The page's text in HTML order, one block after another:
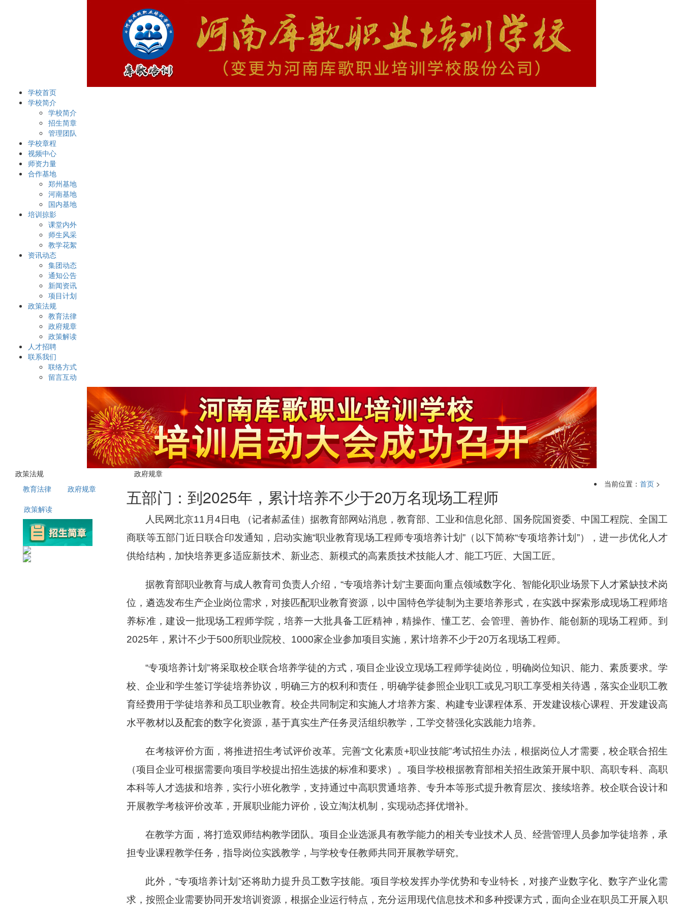
学校首页
学校简介
学校简介
招生简章
管理团队
学校章程
视频中心
师资力量
合作基地
郑州基地
河南基地
国内基地
培训掠影
课堂内外
师生风采
教学花絮
资讯动态
集团动态
通知公告
新闻资讯
项目计划
政策法规
教育法律
政府规章
政策解读
人才招聘
联系我们
联络方式
留言互动
政策法规
教育法律
政府规章
政策解读
政府规章
当前位置： 首页 >
五部门：到2025年，累计培养不少于20万名现场工程师
人民网北京11月4日电 （记者郝孟佳）据教育部网站消息，教育部、工业和信息化部、国务院国资委、中国工程院、全国工
商联等五部门近日联合印发通知，启动实施“职业教育现场工程师专项培养计划”（以下简称“专项培养计划”），进一步优化人才
供给结构，加快培养更多适应新技术、新业态、新模式的高素质技术技能人才、能工巧匠、大国工匠。
据教育部职业教育与成人教育司负责人介绍，“专项培养计划”主要面向重点领域数字化、智能化职业场景下人才紧缺技术岗
位，遴选发布生产企业岗位需求，对接匹配职业教育资源，以中国特色学徒制为主要培养形式，在实践中探索形成现场工程师培
养标准，建设一批现场工程师学院，培养一大批具备工匠精神，精操作、懂工艺、会管理、善协作、能创新的现场工程师。到
2025年，累计不少于500所职业院校、1000家企业参加项目实施，累计培养不少于20万名现场工程师。
“专项培养计划”将采取校企联合培养学徒的方式，项目企业设立现场工程师学徒岗位，明确岗位知识、能力、素质要求。学
校、企业和学生签订学徒培养协议，明确三方的权利和责任，明确学徒参照企业职工或见习职工享受相关待遇，落实企业职工教
育经费用于学徒培养和员工职业教育。校企共同制定和实施人才培养方案、构建专业课程体系、开发建设核心课程、开发建设高
水平教材以及配套的数字化资源，基于真实生产任务灵活组织教学，工学交替强化实践能力培养。
在考核评价方面，将推进招生考试评价改革。完善“文化素质+职业技能”考试招生办法，根据岗位人才需要，校企联合招生
（项目企业可根据需要向项目学校提出招生选拔的标准和要求）。项目学校根据教育部相关招生政策开展中职、高职专科、高职
本科等人才选拔和培养，实行小班化教学，支持通过中高职贯通培养、专升本等形式提升教育层次、接续培养。校企联合设计和
开展教学考核评价改革，开展职业能力评价，设立淘汰机制，实现动态择优增补。
在教学方面，将打造双师结构教学团队。项目企业选派具有教学能力的相关专业技术人员、经营管理人员参加学徒培养，承
担专业课程教学任务，指导岗位实践教学，与学校专任教师共同开展教学研究。
此外，“专项培养计划”还将助力提升员工数字技能。项目学校发挥办学优势和专业特长，对接产业数字化、数字产业化需
求，按照企业需要协同开发培训资源，根据企业运行特点，充分运用现代信息技术和多种授课方式，面向企业在职员工开展入职